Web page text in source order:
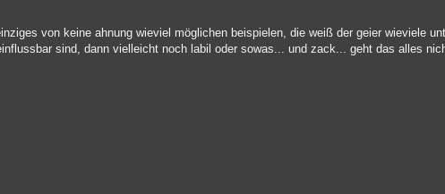
von keine ahnung wieviel möglichen beispielen, die weiß der geier wieviele
sind, dann vielleicht noch labil oder sowas... und zack... geht das alles